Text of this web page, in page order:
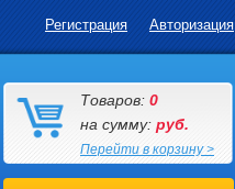
Регистрация Авторизация
Товаров: 0
на сумму: руб.
Перейти в корзину >